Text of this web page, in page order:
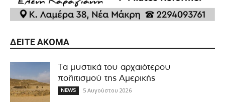
ΔΕΊΤΕ ΑΚΌΜΑ
Τα μυστικά του αρχαιότερου
πολιτισμού της Αμερικής
NEWS 5 Αυγούστου 2026